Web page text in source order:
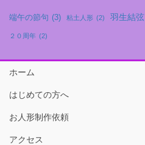
端午の節句 (3) 粘土人形 (2) 羽生結弦
２０周年 (2)
ホーム
はじめての方へ
お人形制作依頼
アクセス